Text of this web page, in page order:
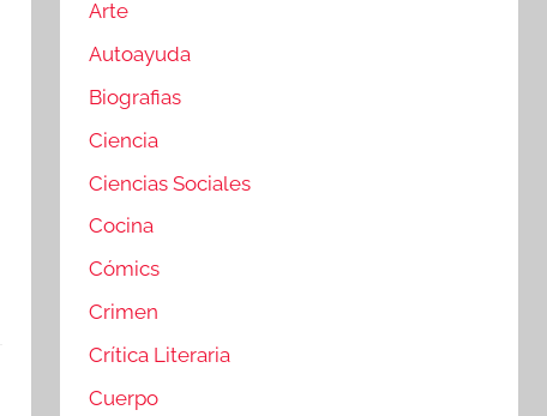
Arte
Autoayuda
Biografias
Ciencia
Ciencias Sociales
Cocina
Cómics
Crimen
Crítica Literaria
Cuerpo